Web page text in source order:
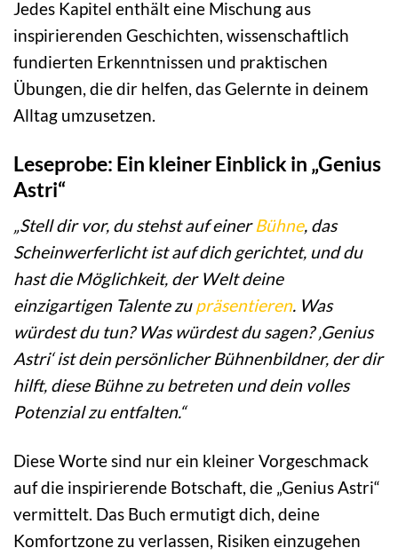
Jedes Kapitel enthält eine Mischung aus
inspirierenden Geschichten, wissenschaftlich
fundierten Erkenntnissen und praktischen
Übungen, die dir helfen, das Gelernte in deinem
Alltag umzusetzen.
Leseprobe: Ein kleiner Einblick in „Genius
Astri“
„Stell dir vor, du stehst auf einerBühne, das
Scheinwerferlicht ist auf dich gerichtet, und du
hast die Möglichkeit, der Welt deine
einzigartigen Talente zupräsentieren. Was
würdest du tun? Was würdest du sagen? ‚Genius
Astri‘ ist dein persönlicher Bühnenbildner, der dir
hilft, diese Bühne zu betreten und dein volles
Potenzial zu entfalten.“
Diese Worte sind nur ein kleiner Vorgeschmack
auf die inspirierende Botschaft, die „Genius Astri“
vermittelt. Das Buch ermutigt dich, deine
Komfortzone zu verlassen, Risiken einzugehen